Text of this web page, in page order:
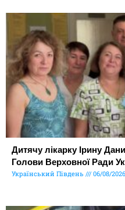
Дитячу лікарку Ірину
Голови Верховної Ради
Український Південь 06/08/2026